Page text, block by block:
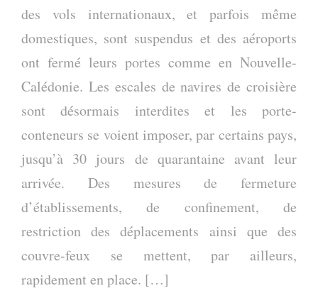
des vols internationaux, et parfois même
domestiques, sont suspendus et des aéroports
ont fermé leurs portes comme en Nouvelle-
Calédonie. Les escales de navires de croisière
sont désormais interdites et les porte-
conteneurs se voient imposer, par certains pays,
jusqu’à 30 jours de quarantaine avant leur
arrivée. Des mesures de fermeture
d’établissements, de confinement, de
restriction des déplacements ainsi que des
couvre-feux se mettent, par ailleurs,
rapidement en place. […]